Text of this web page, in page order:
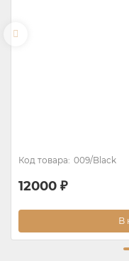
009/Black
12000 ₽
В